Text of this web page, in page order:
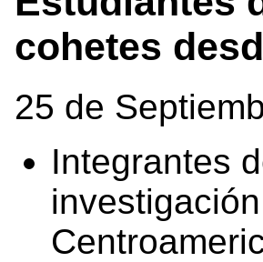
cohetes
25 de
Integrantes